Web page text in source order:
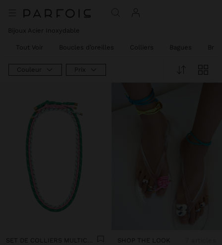
Bijoux Acier Inoxydable
Tout Voir Boucles d’oreilles Colliers Bagues
Couleur Prix
SET DE COLLIERS MULTICOLORES AVEC CORDON
SHOP THE LOOK